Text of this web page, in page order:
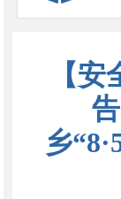
【
乡